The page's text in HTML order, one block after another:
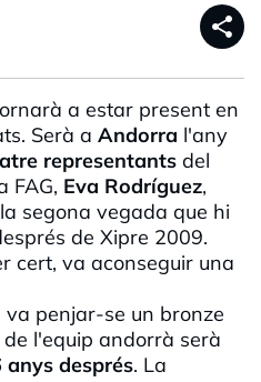
share
a estar present en
Serà a Andorra l'any
representants del
FAG, Eva Rodríguez,
segona vegada que hi
de Xipre 2009.
cert, va aconseguir una
va penjar-se un bronze
l'equip andorrà serà
després. La